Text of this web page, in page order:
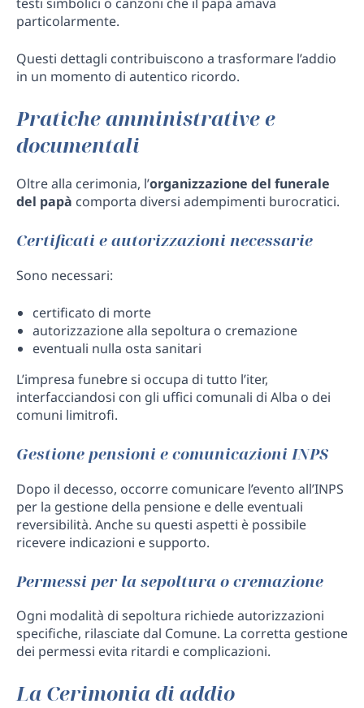
particolarmente.
Questi dettagli contribuiscono a trasformare l’addio
in un momento di autentico ricordo.
Pratiche amministrative e
documentali
Oltre alla cerimonia, l’organizzazione del funerale
del papà comporta diversi adempimenti burocratici.
Certificati e autorizzazioni necessarie
Sono necessari:
certificato di morte
autorizzazione alla sepoltura o cremazione
eventuali nulla osta sanitari
L’impresa funebre si occupa di tutto l’iter,
interfacciandosi con gli uffici comunali di Alba o dei
comuni limitrofi.
Gestione pensioni e comunicazioni INPS
Dopo il decesso, occorre comunicare l’evento all’INPS
per la gestione della pensione e delle eventuali
reversibilità. Anche su questi aspetti è possibile
ricevere indicazioni e supporto.
Permessi per la sepoltura o cremazione
Ogni modalità di sepoltura richiede autorizzazioni
specifiche, rilasciate dal Comune. La corretta gestione
dei permessi evita ritardi e complicazioni.
La Cerimonia di addio